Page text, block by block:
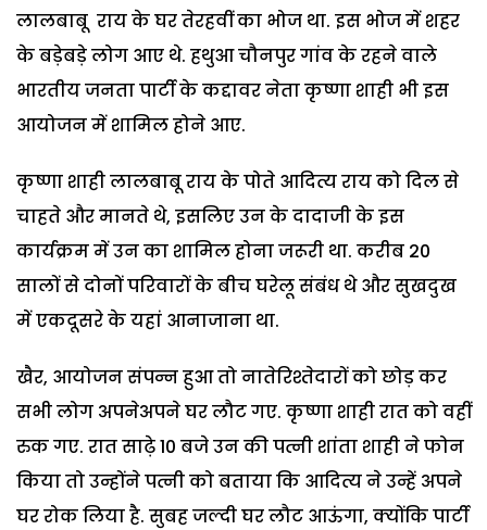
लालबाबू राय के घर तेरहवीं का भोज था. इस भोज में शहर
के बड़ेबड़े लोग आए थे. हथुआ चौनपुर गांव के रहने वाले
भारतीय जनता पार्टी के कद्दावर नेता कृष्णा शाही भी इस
आयोजन में शामिल होने आए.
कृष्णा शाही लालबाबू राय के पोते आदित्य राय को दिल से
चाहते और मानते थे, इसलिए उन के दादाजी के इस
कार्यक्रम में उन का शामिल होना जरूरी था. करीब 20
सालों से दोनों परिवारों के बीच घरेलू संबंध थे और सुखदुख
में एकदूसरे के यहां आनाजाना था.
खैर, आयोजन संपन्न हुआ तो नातेरिश्तेदारों को छोड़ कर
सभी लोग अपनेअपने घर लौट गए. कृष्णा शाही रात को वहीं
रुक गए. रात साढ़े 10 बजे उन की पत्नी शांता शाही ने फोन
किया तो उन्होंने पत्नी को बताया कि आदित्य ने उन्हें अपने
घर रोक लिया है. सुबह जल्दी घर लौट आऊंगा, क्योंकि पार्टी